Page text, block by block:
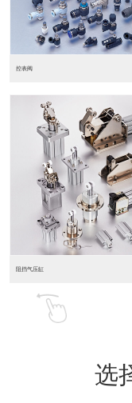
东莞松下PLC
松下人机界面DP10...
选